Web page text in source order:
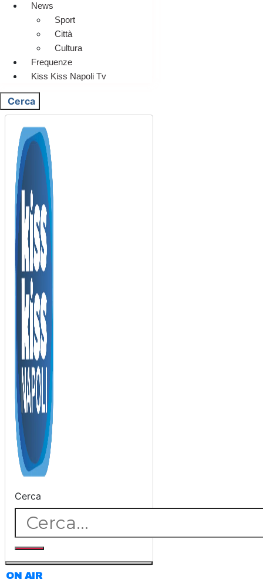
News
Sport
Città
Cultura
Frequenze
Kiss Kiss Napoli Tv
Cerca
Cerca
ON AIR